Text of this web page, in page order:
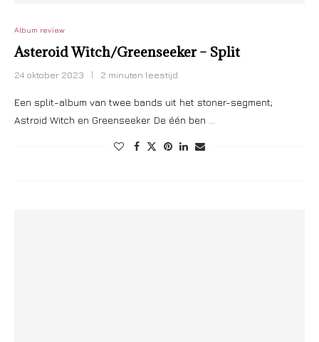
Album review
Asteroid Witch/Greenseeker – Split
24 oktober 2023 2 minuten leestijd
Een split-album van twee bands uit het stoner-segment;
Astroid Witch en Greenseeker. De één ben …